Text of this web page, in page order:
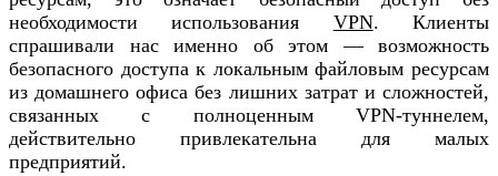
необходимости использования VPN. Клиенты
спрашивали нас именно об этом — возможность
безопасного доступа к локальным файловым ресурсам
из домашнего офиса без лишних затрат и сложностей,
связанных с полноценным VPN-туннелем,
действительно привлекательна для малых
предприятий.